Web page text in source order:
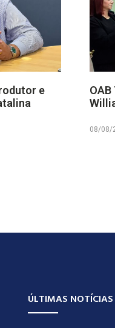
e
08/08/
ÚLTIMAS NOTÍCIAS